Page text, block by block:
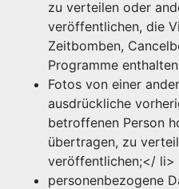
zu verteilen oder
veröffentlichen, die
Zeitbomben,
Programme
Fotos von einer
ausdrückliche
betroffenen Person
übertragen, zu
veröffentlichen;</ li>
personenbezogene